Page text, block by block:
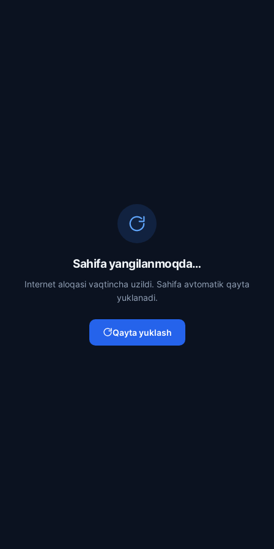
Sahifa yangilanmoqda…
Internet aloqasi vaqtincha uzildi. Sahifa avtomatik qayta
yuklanadi.
Qayta yuklash